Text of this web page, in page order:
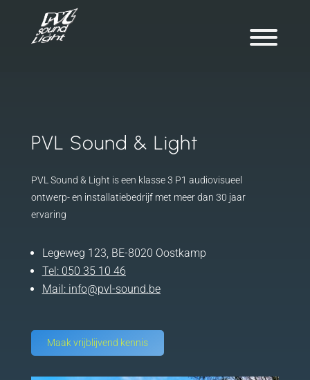
PVL Sound & Light
PVL Sound & Light is een klasse 3 P1 audiovisueel
ontwerp- en installatiebedrijf met meer dan 30 jaar
ervaring
Legeweg 123, BE-8020 Oostkamp
Tel: 050 35 10 46
Mail: info@pvl-sound.be
Maak vrijblijvend kennis